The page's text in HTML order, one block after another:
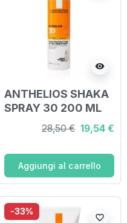
visibility
ANTHELIOS SHAKA
SPRAY 30 200 ML
28,50 € 19,54 €
Aggiungi al carrello
-33%
favorite_border